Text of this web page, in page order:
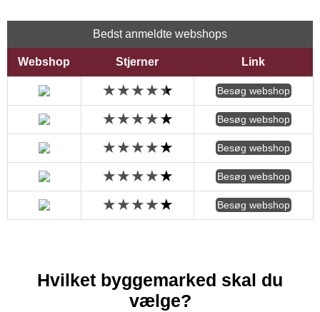
Bedst anmeldte webshops
Webshop Stjerner Link
Besøg webshop
Besøg webshop
Besøg webshop
Besøg webshop
Besøg webshop
Hvilket byggemarked skal du
vælge?